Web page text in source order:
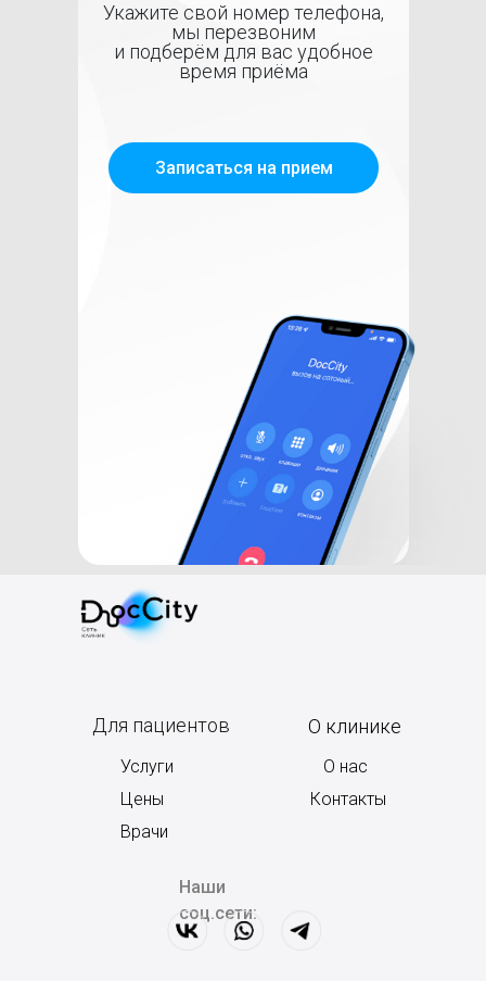
Записаться на прием
Укажите свой номер телефона,
мы перезвоним
и подберём для вас удобное
время приёма
Наши
соц.сети:
Для пациентов О клинике
Услуги
Цены
Врачи
О нас
Контакты